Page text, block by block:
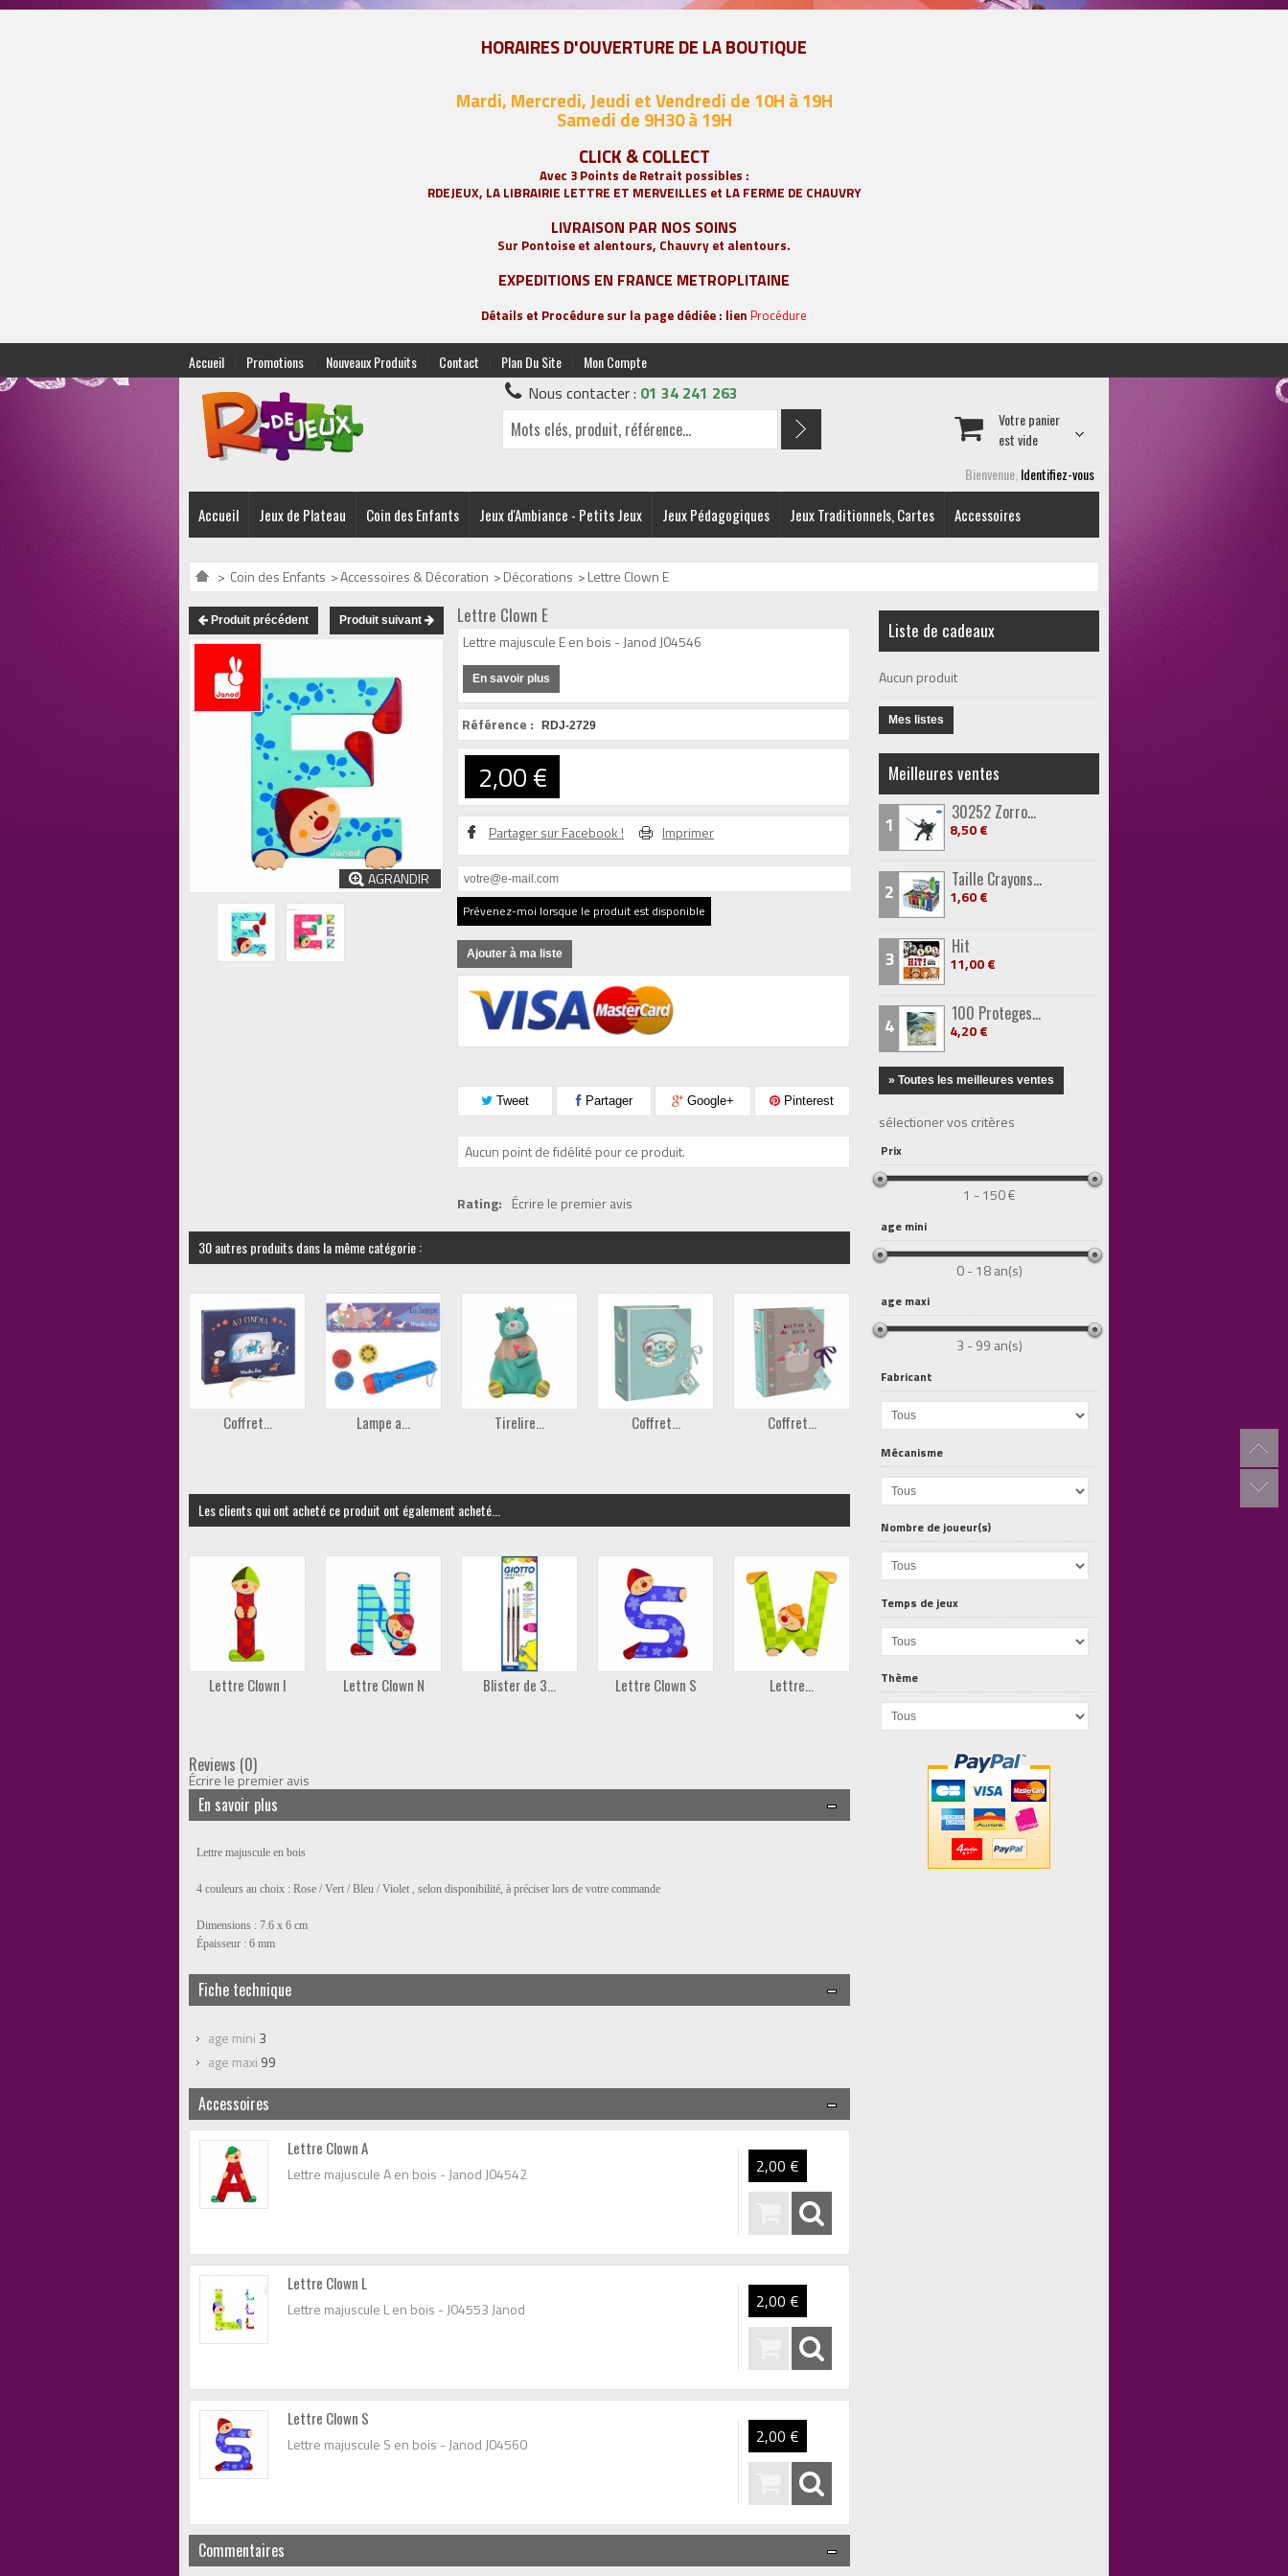
HORAIRES D'OUVERTURE DE LA BOUTIQUE
Mardi, Mercredi, Jeudi et Vendredi de 10H à 19H
Samedi de 9H30 à 19H
CLICK & COLLECT
Avec 3 Points de Retrait possibles :
RDEJEUX, LA LIBRAIRIE LETTRE ET MERVEILLES et LA FERME DE CHAUVRY
LIVRAISON PAR NOS SOINS
Sur Pontoise et alentours, Chauvry et alentours.
EXPEDITIONS EN FRANCE METROPLITAINE
Détails et Procédure sur la page dédiée : lien Procédure
Accueil Promotions Nouveaux Produits Contact Plan Du Site Mon Compte
Nous contacter : 01 34 241 263
Bienvenue, Identifiez-vous
Votre panier
est vide
Accueil Jeux de Plateau Coin des Enfants Jeux d'Ambiance - Petits Jeux Jeux Pédagogiques Jeux Traditionnels, Cartes Accessoires
> Coin des Enfants >Accessoires & Décoration >Décorations >Lettre Clown E
Produit précédent Produit suivant
AGRANDIR
Lettre Clown E
Lettre majuscule E en bois - Janod J04546
En savoir plus
Référence : RDJ-2729
2,00 €
Partager sur Facebook ! Imprimer
Prévenez-moi lorsque le produit est disponible
Ajouter à ma liste
Tweet Partager Google+ Pinterest
Aucun point de fidélité pour ce produit.
Rating: Écrire le premier avis
30 autres produits dans la même catégorie :
Coffret... Lampe a... Tirelire... Coffret... Coffret... Coffret... Couverture...
Les clients qui ont acheté ce produit ont également acheté...
Lettre Clown I Lettre Clown N Blister de 3... Lettre Clown S Lettre... Puzzle...
Reviews (0)
Écrire le premier avis
En savoir plus
Lettre majuscule en bois
4 couleurs au choix : Rose / Vert / Bleu / Violet , selon disponibilité, à préciser lors de votre commande
Dimensions : 7.6 x 6 cm
Épaisseur : 6 mm
Fiche technique
age mini 3
age maxi 99
Accessoires
Lettre Clown A
Lettre majuscule A en bois - Janod J04542 2,00 €
Lettre Clown L
Lettre majuscule L en bois - J04553 Janod 2,00 €
Lettre Clown S
Lettre majuscule S en bois - Janod J04560 2,00 €
Commentaires
Liste de cadeaux
Aucun produit
Mes listes
Meilleures ventes
1 30252 Zorro...
8,50 €
2 Taille Crayons...
1,60 €
3 Hit
11,00 €
4 100 Proteges...
4,20 €
» Toutes les meilleures ventes
sélectioner vos critères
Prix
1 - 150 €
age mini
0 - 18 an(s)
age maxi
3 - 99 an(s)
Fabricant
Mécanisme
Nombre de joueur(s)
Temps de jeux
Thème